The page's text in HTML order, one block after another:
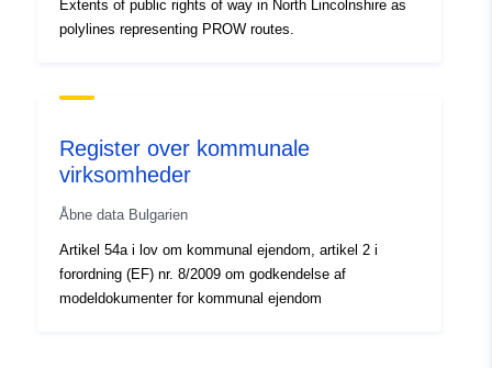
Extents of public rights of way in North Lincolnshire as
polylines representing PROW routes.
Register over kommunale
virksomheder
Åbne data Bulgarien
Artikel 54a i lov om kommunal ejendom, artikel 2 i
forordning (EF) nr. 8/2009 om godkendelse af
modeldokumenter for kommunal ejendom